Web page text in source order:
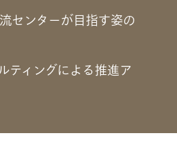
センターが目指す姿の
ティングによる推進ア
の目指すべき姿
べき姿とは、企画・設計、運営